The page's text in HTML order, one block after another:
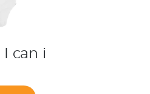
I can i